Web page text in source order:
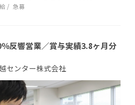
急募
％反響営業／賞与実績3.8ヶ月分
センター株式会社